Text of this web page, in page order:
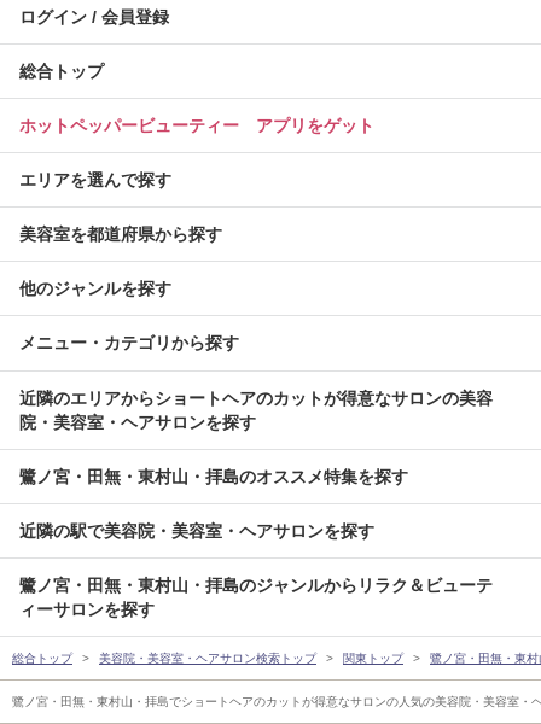
ログイン / 会員登録
総合トップ
ホットペッパービューティー アプリをゲット
エリアを選んで探す
美容室を都道府県から探す
他のジャンルを探す
メニュー・カテゴリから探す
近隣のエリアからショートヘアのカットが得意なサロンの美容
院・美容室・ヘアサロンを探す
鷺ノ宮・田無・東村山・拝島のオススメ特集を探す
近隣の駅で美容院・美容室・ヘアサロンを探す
鷺ノ宮・田無・東村山・拝島のジャンルからリラク＆ビューテ
ィーサロンを探す
総合トップ 美容院・美容室・ヘアサロン検索トップ 関東トップ 鷺ノ宮・田無・東
鷺ノ宮・田無・東村山・拝島でショートヘアのカットが得意なサロンの人気の美容院・美容室